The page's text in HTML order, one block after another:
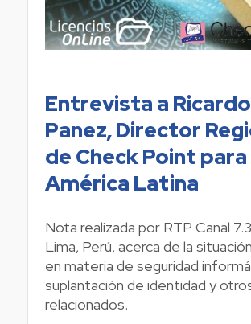
Entrevista a Ricardo
Panez, Director
de Check Point para
América Latina
Nota realizada por RTP Canal
Lima, Perú, acerca de la
en materia de seguridad
suplantación de identidad y
relacionados.